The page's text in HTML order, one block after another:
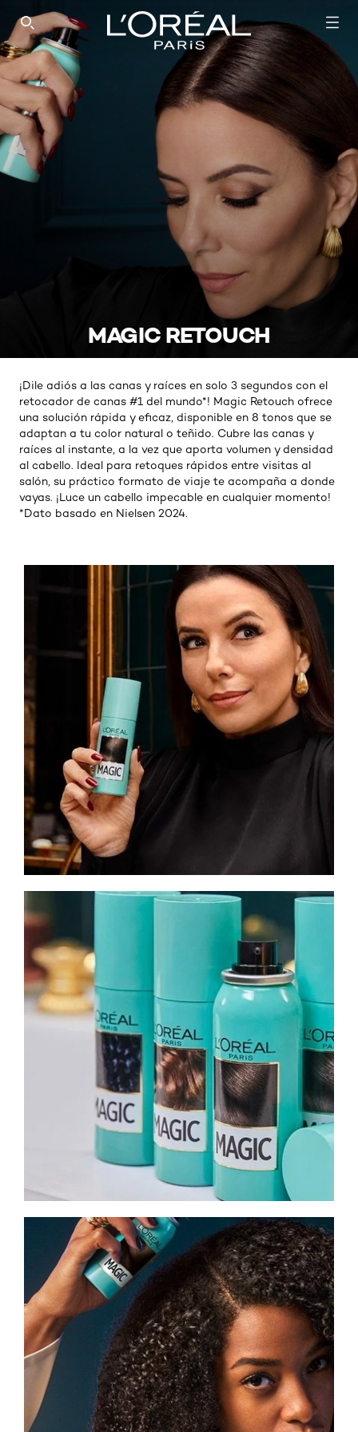
SEARCH THIS SITE
MAGIC RETOUCH
¡Dile adiós a las canas y raíces en solo 3 segundos con el
retocador de canas #1 del mundo*! Magic Retouch ofrece
una solución rápida y eficaz, disponible en 8 tonos que se
adaptan a tu color natural o teñido. Cubre las canas y
raíces al instante, a la vez que aporta volumen y densidad
al cabello. Ideal para retoques rápidos entre visitas al
salón, su práctico formato de viaje te acompaña a donde
vayas. ¡Luce un cabello impecable en cualquier momento!
*Dato basado en Nielsen 2024.